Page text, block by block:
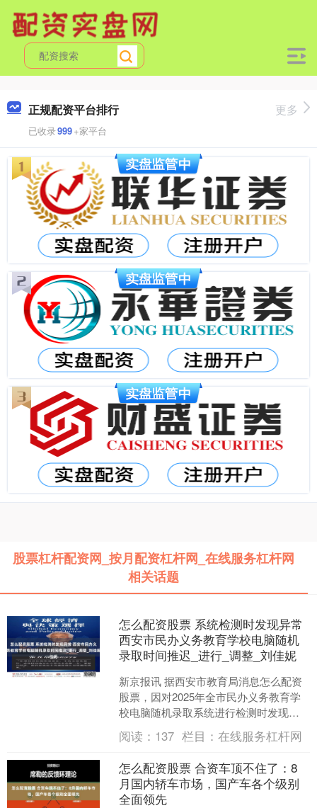
正规配资平台排行
已收录999+家平台
更多
股票杠杆配资网_按月配资杠杆网_在线服务杠杆网
相关话题
怎么配资股票 系统检测时发现异常
西安市民办义务教育学校电脑随机
录取时间推迟_进行_调整_刘佳妮
新京报讯 据西安市教育局消息怎么配资
股票，因对2025年全市民办义务教育学
校电脑随机录取系统进行检测时发现异
常，需对系统进行优化。 经研究决定，
将原定于7月27....
阅读： 137 栏目：在线服务杠杆网
怎么配资股票 合资车顶不住了：8
月国内轿车市场，国产车各个级别
全面领先